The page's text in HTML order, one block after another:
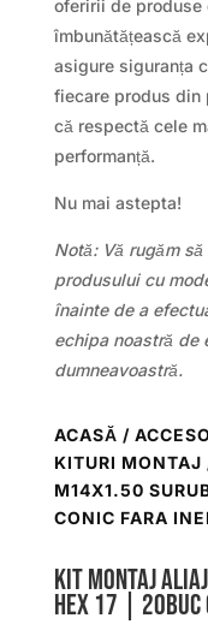
oferirii de produse
îmbunătățească
asigure siguranța
fiecare produs din
că respectă cele
performanță.
Nu mai astepta!
Notă: Vă rugăm
produsului cu
înainte de a
echipa noastră de
dumneavoastră.
ACASĂ /
KITURI MONTAJ
M14X1.50
CONIC FARA
Kit montaj aliaj
Hex 17 |